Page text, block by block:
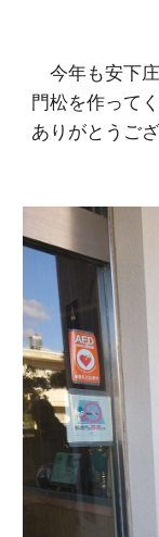
今年も安下
門松を作って
ありがとうご